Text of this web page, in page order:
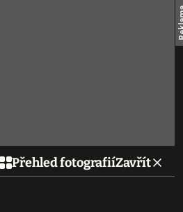
Přehled fotografiíZavřít